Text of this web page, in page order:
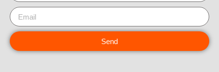
Send